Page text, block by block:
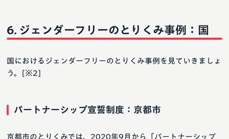
ジェンダーフリーのとりくみ事例：国
国におけるジェンダーフリーのとりくみ事例を見ていきましょ
う。[※2]
パートナーシップ宣誓制度：京都市
京都市のとりくみでは、2020年9月から「パートナーシップ